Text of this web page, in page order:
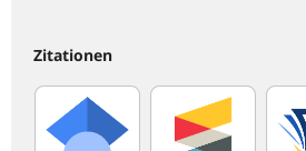
Zitationen